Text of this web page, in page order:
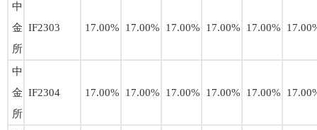
中
金
所
IF2303 17.00% 17.00% 17.00% 17.00% 17.00%
中
金
所
IF2304 17.00% 17.00% 17.00% 17.00% 17.00%